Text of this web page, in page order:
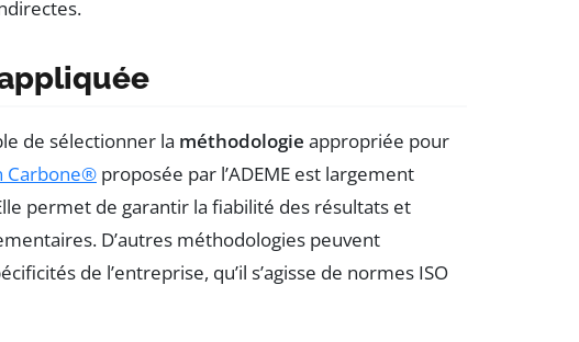
de sélectionner la méthodologie appropriée pour
Carbone® proposée par l’ADEME est largement
permet de garantir la fiabilité des résultats et
D’autres méthodologies peuvent
de l’entreprise, qu’il s’agisse de normes ISO